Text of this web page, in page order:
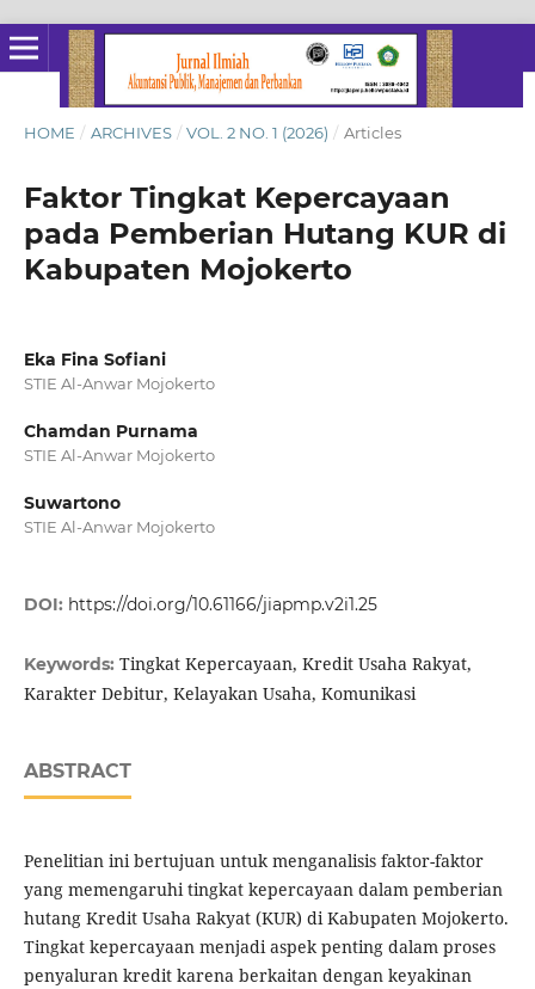
HOME / ARCHIVES / VOL. 2 NO. 1 (2026) / Articles
Faktor Tingkat Kepercayaan
pada Pemberian Hutang KUR di
Kabupaten Mojokerto
Eka Fina Sofiani
STIE Al-Anwar Mojokerto
Chamdan Purnama
STIE Al-Anwar Mojokerto
Suwartono
STIE Al-Anwar Mojokerto
DOI: https://doi.org/10.61166/jiapmp.v2i1.25
Keywords: Tingkat Kepercayaan, Kredit Usaha Rakyat,
Karakter Debitur, Kelayakan Usaha, Komunikasi
ABSTRACT
Penelitian ini bertujuan untuk menganalisis faktor-faktor
yang memengaruhi tingkat kepercayaan dalam pemberian
hutang Kredit Usaha Rakyat (KUR) di Kabupaten Mojokerto.
Tingkat kepercayaan menjadi aspek penting dalam proses
penyaluran kredit karena berkaitan dengan keyakinan